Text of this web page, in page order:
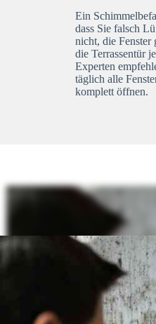
Ein
dass Sie falsch
nicht, die Fenster
die Terrassentür
Experten
täglich alle
komplett öffnen.